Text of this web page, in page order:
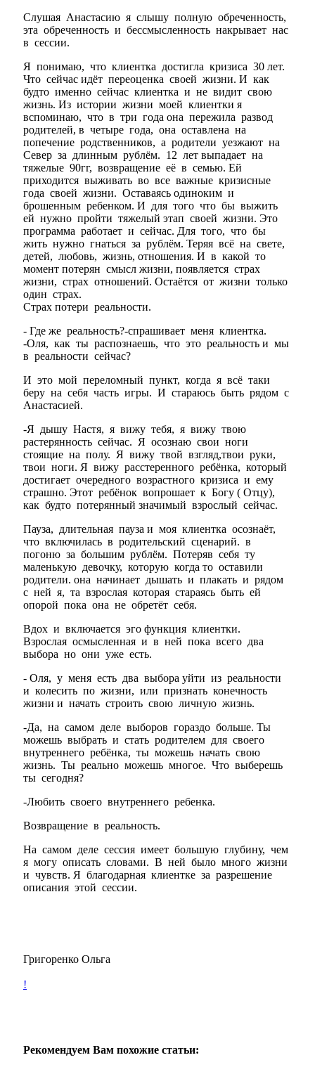
Слушая Анастасию я слышу полную обреченность,
эта обреченность и бессмысленность накрывает нас
в сессии.
Я понимаю, что клиентка достигла кризиса 30 лет.
Что сейчас идёт переоценка своей жизни. И как
будто именно сейчас клиентка и не видит свою
жизнь. Из истории жизни моей клиентки я
вспоминаю, что в три года она пережила развод
родителей, в четыре года, она оставлена на
попечение родственников, а родители уезжают на
Север за длинным рублём. 12 лет выпадает на
тяжелые 90гг, возвращение её в семью. Ей
приходится выживать во все важные кризисные
года своей жизни. Оставаясь одиноким и
брошенным ребенком. И для того что бы выжить
ей нужно пройти тяжелый этап своей жизни. Это
программа работает и сейчас. Для того, что бы
жить нужно гнаться за рублём. Теряя всё на свете,
детей, любовь, жизнь, отношения. И в какой то
момент потерян смысл жизни, появляется страх
жизни, страх отношений. Остаётся от жизни только
один страх.
Страх потери реальности.
- Где же реальность?-спрашивает меня клиентка.
-Оля, как ты распознаешь, что это реальность и мы
в реальности сейчас?
И это мой переломный пункт, когда я всё таки
беру на себя часть игры. И стараюсь быть рядом с
Анастасией.
-Я дышу Настя, я вижу тебя, я вижу твою
растерянность сейчас. Я осознаю свои ноги
стоящие на полу. Я вижу твой взгляд,твои руки,
твои ноги. Я вижу расстеренного ребёнка, который
достигает очередного возрастного кризиса и ему
страшно. Этот ребёнок вопрошает к Богу ( Отцу),
как будто потерянный значимый взрослый сейчас.
Пауза, длительная пауза и моя клиентка осознаёт,
что включилась в родительский сценарий. в
погоню за большим рублём. Потеряв себя ту
маленькую девочку, которую когда то оставили
родители. она начинает дышать и плакать и рядом
с ней я, та взрослая которая стараясь быть ей
опорой пока она не обретёт себя.
Вдох и включается эго функция клиентки.
Взрослая осмысленная и в ней пока всего два
выбора но они уже есть.
- Оля, у меня есть два выбора уйти из реальности
и колесить по жизни, или признать конечность
жизни и начать строить свою личную жизнь.
-Да, на самом деле выборов гораздо больше. Ты
можешь выбрать и стать родителем для своего
внутреннего ребёнка, ты можешь начать свою
жизнь. Ты реально можешь многое. Что выберешь
ты сегодня?
-Любить своего внутреннего ребенка.
Возвращение в реальность.
На самом деле сессия имеет большую глубину, чем
я могу описать словами. В ней было много жизни
и чувств. Я благодарная клиентке за разрешение
описания этой сессии.
Григоренко Ольга
!
Рекомендуем Вам похожие статьи: